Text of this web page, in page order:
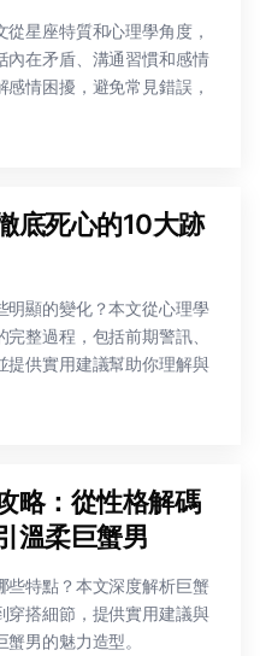
星座特質和心理學角度，
內在矛盾、溝通習慣和感情
情困擾，避免常見錯誤，
底死心的10大跡
明顯的變化？本文從心理學
整過程，包括前期警訊、
提供實用建議幫助你理解與
略：從性格解碼
溫柔巨蟹男
些特點？本文深度解析巨蟹
穿搭細節，提供實用建議與
男的魅力造型。